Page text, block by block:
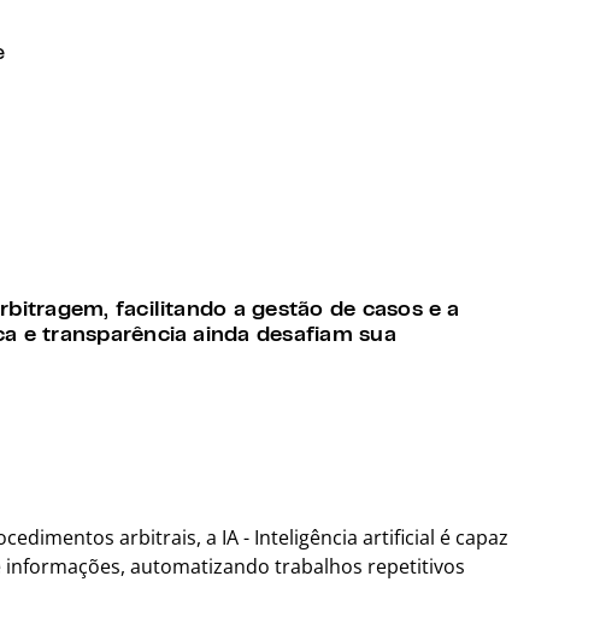
facilitando a gestão de casos e a
e transparência ainda desafiam sua
arbitrais, a IA - Inteligência artificial é capaz
automatizando trabalhos repetitivos